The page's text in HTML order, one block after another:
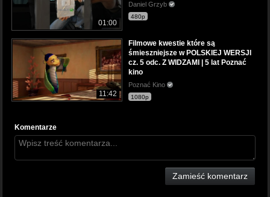
01:00
Daniel Grzyb
480p
11:42
Filmowe kwestie które są
śmieszniejsze w POLSKIEJ WERSJI
cz. 5 odc. Z WIDZAMI | 5 lat Poznać
kino
Poznać Kino
1080p
Komentarze
Zamieść komentarz